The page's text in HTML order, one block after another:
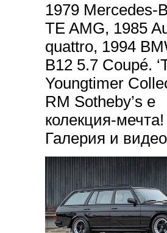
1979 Mercedes-
TE AMG, 1985
quattro, 1994
B12 5.7 Coupé.
Youngtimer
RM Sotheby’s е
колекция-мечта!
Галерия и